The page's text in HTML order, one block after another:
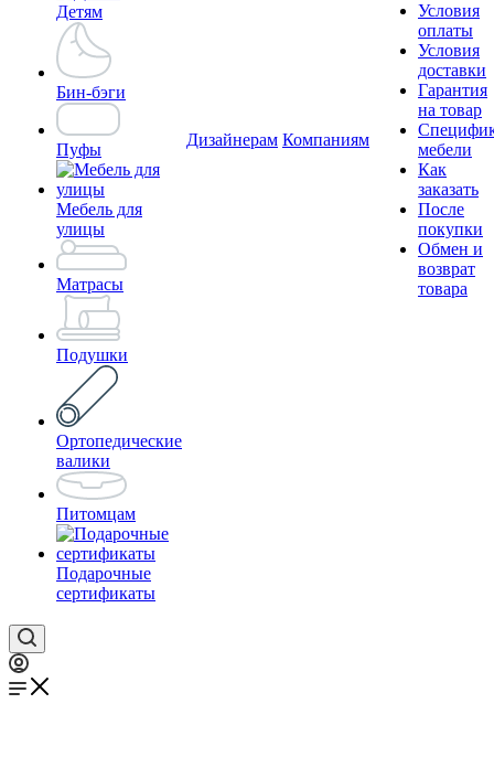
Детям
Бин-бэги
Пуфы
Мебель для
улицы
Матрасы
Подушки
Ортопедические
валики
Питомцам
Подарочные
сертификаты
Дизайнерам Компаниям
Условия
оплаты
Условия
доставки
Гарантия
на товар
мебели
Как
заказать
После
покупки
Обмен и
возврат
товара